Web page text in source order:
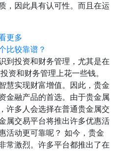
，因此具有认可性。而且在运
更多
比较靠谱？
到投资和财务管理，尤其是在
资和财务管理上花一些钱。
慧实现财富增值。因此，贵金
金融产品的首选。由于贵金属
许多人会选择在普通贵金属交
属交易平台将推出许多优惠活
活动更可靠呢？ 如今，贵金
常激烈。许多平台都推出了在